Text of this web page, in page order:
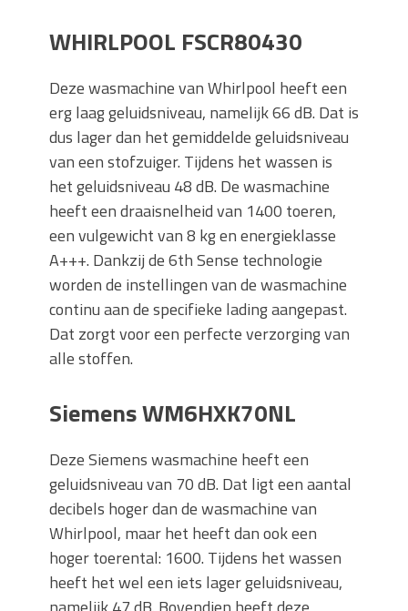
WHIRLPOOL FSCR80430
Deze wasmachine van Whirlpool heeft een
erg laag geluidsniveau, namelijk 66 dB. Dat is
dus lager dan het gemiddelde geluidsniveau
van een stofzuiger. Tijdens het wassen is
het geluidsniveau 48 dB. De wasmachine
heeft een draaisnelheid van 1400 toeren,
een vulgewicht van 8 kg en energieklasse
A+++. Dankzij de 6th Sense technologie
worden de instellingen van de wasmachine
continu aan de specifieke lading aangepast.
Dat zorgt voor een perfecte verzorging van
alle stoffen.
Siemens WM6HXK70NL
Deze Siemens wasmachine heeft een
geluidsniveau van 70 dB. Dat ligt een aantal
decibels hoger dan de wasmachine van
Whirlpool, maar het heeft dan ook een
hoger toerental: 1600. Tijdens het wassen
heeft het wel een iets lager geluidsniveau,